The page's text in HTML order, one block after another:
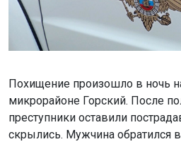
микрорайоне Горский. После
преступники оставили
скрылись. Мужчина обратился
подозреваемых. Во время
травматический и
мобильные телефоны,
компьютерное оборудование.